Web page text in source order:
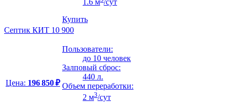
1.6 м /сут
Купить
Септик КИТ 10 900
Цена: 196 850 ₽
Пользователи:
до 10 человек
Залповый сброс:
440 л.
Объем переработки:
2 м3/сут